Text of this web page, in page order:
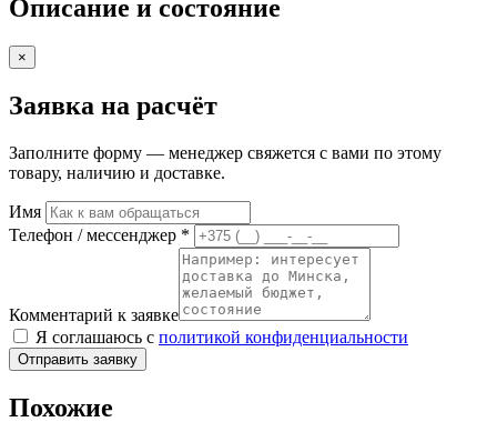
Описание и состояние
×
Заявка на расчёт
Заполните форму — менеджер свяжется с вами по этому
товару, наличию и доставке.
Имя
Телефон / мессенджер *
Комментарий к заявке
Я соглашаюсь с политикой конфиденциальности
Отправить заявку
Похожие